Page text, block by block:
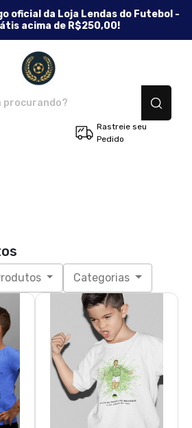
oficial da Loja Lendas do Futebol -
acima de R$250,00!
Rastreie seu
Pedido
Categorias